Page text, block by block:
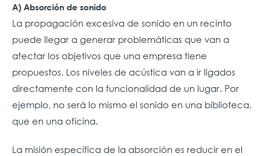
A) Absorción de sonido
La propagación excesiva de sonido en un recinto
puede llegar a generar problemáticas que van a
afectar los objetivos que una empresa tiene
propuestos. Los niveles de acústica van a ir ligados
directamente con la funcionalidad de un lugar. Por
ejemplo, no será lo mismo el sonido en una biblioteca,
que en una oficina.
La misión específica de la absorción es reducir en el